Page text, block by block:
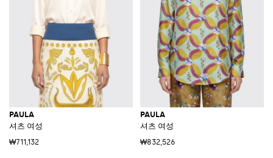
PAULA
셔츠 여성
₩711,132
PAULA
셔츠 여성
₩832,526